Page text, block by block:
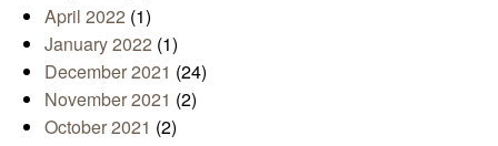
April 2022 (1)
January 2022 (1)
December 2021 (24)
November 2021 (2)
October 2021 (2)